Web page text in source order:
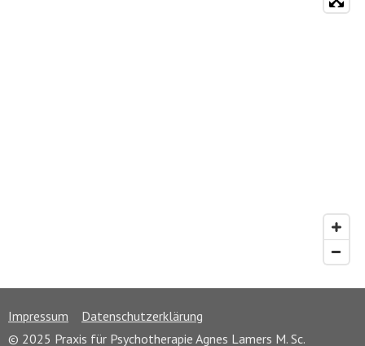
Impressum
Datenschutzerklärung
© 2025 Praxis für Psychotherapie Agnes Lamers M. Sc.